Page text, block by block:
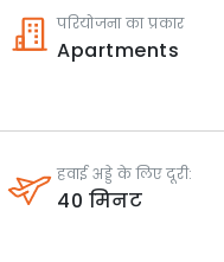
परियोजना का प्रकार
Apartments
हवाई अड्डे के लिए दूरी:
40 मिनट